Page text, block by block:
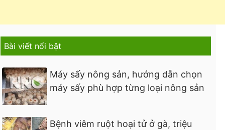
Bài viết nổi bật
Máy sấy nông sản, hướng dẫn chọn
máy sấy phù hợp từng loại nông sản
Bệnh viêm ruột hoại tử ở gà, triệu